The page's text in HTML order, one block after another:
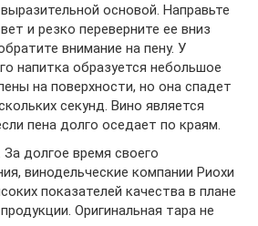
основой. Направьте
и резко переверните ее вниз
внимание на пену. У
напитка образуется небольшое
на поверхности, но она спадет
секунд. Вино является
пена долго оседает по краям.
долгое время своего
винодельческие компании Риохи
показателей качества в плане
Оригинальная тара не